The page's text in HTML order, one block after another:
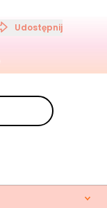
Udostępnij